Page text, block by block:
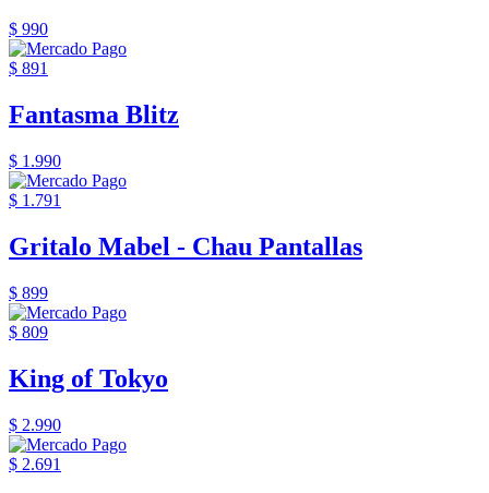
$ 990
$ 891
Fantasma Blitz
$ 1.990
$ 1.791
Gritalo Mabel - Chau Pantallas
$ 899
$ 809
King of Tokyo
$ 2.990
$ 2.691